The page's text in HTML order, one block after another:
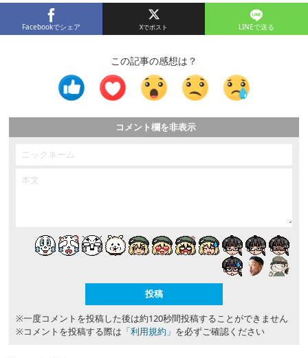
Facebookでシェア LINEで送る
この記事の感想は？
コメント欄を非表示
※一度コメントを投稿した後は約120秒間投稿することができません
※コメントを投稿する際は 「利用規約」 を必ずご確認ください